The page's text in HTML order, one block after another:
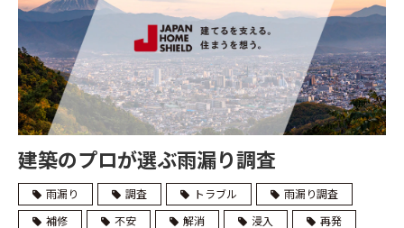
建築のプロが選ぶ雨漏り調査
雨漏り 調査 トラブル
雨漏り調査
補修
不安 解消 浸入
再発